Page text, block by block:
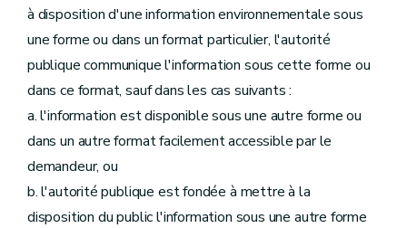
à disposition d'une information environnementale sous
une forme ou dans un format particulier, l'autorité
publique communique l'information sous cette forme ou
dans ce format, sauf dans les cas suivants :
a. l'information est disponible sous une autre forme ou
dans un autre format facilement accessible par le
demandeur, ou
b. l'autorité publique est fondée à mettre à la
disposition du public l'information sous une autre forme